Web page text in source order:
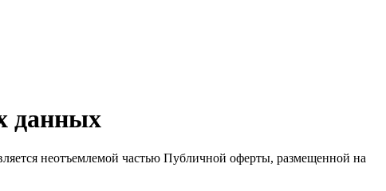
данных
неотъемлемой частью Публичной оферты, размещенной на